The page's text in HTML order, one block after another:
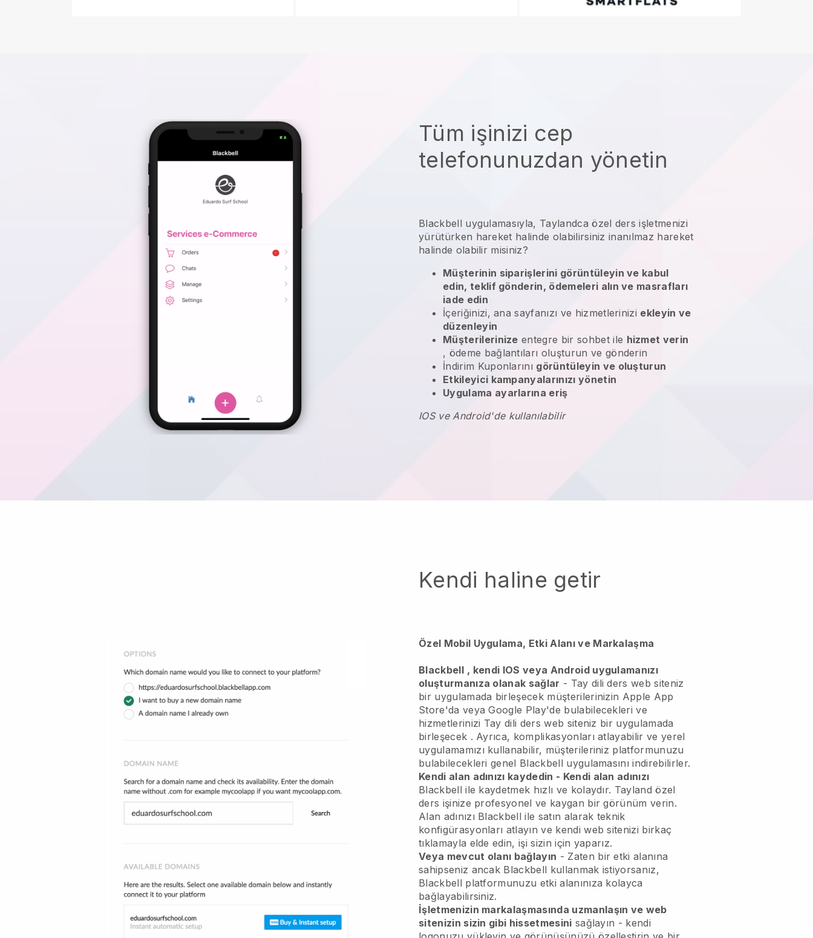
Tüm işinizi cep
telefonunuzdan yönetin
Blackbell uygulamasıyla, Taylandca özel ders işletmenizi
yürütürken hareket halinde olabilirsiniz inanılmaz hareket
halinde olabilir misiniz?
Müşterinin siparişlerini görüntüleyin ve kabul
edin, teklif gönderin, ödemeleri alın ve masrafları
iade edin
İçeriğinizi, ana sayfanızı ve hizmetlerinizi ekleyin ve
düzenleyin
Müşterilerinize entegre bir sohbet ile hizmet verin
, ödeme bağlantıları oluşturun ve gönderin
İndirim Kuponlarını görüntüleyin ve oluşturun
Etkileyici kampanyalarınızı yönetin
Uygulama ayarlarına eriş
IOS ve Android'de kullanılabilir
Kendi haline getir
Özel Mobil Uygulama, Etki Alanı ve Markalaşma
Blackbell , kendi IOS veya Android uygulamanızı
oluşturmanıza olanak sağlar - Tay dili ders web siteniz
bir uygulamada birleşecek müşterilerinizin Apple App
Store'da veya Google Play'de bulabilecekleri ve
hizmetlerinizi Tay dili ders web siteniz bir uygulamada
birleşecek . Ayrıca, komplikasyonları atlayabilir ve yerel
uygulamamızı kullanabilir, müşterileriniz platformunuzu
bulabilecekleri genel Blackbell uygulamasını indirebilirler.
Kendi alan adınızı kaydedin - Kendi alan adınızı
Blackbell ile kaydetmek hızlı ve kolaydır. Tayland özel
ders işinize profesyonel ve kaygan bir görünüm verin.
Alan adınızı Blackbell ile satın alarak teknik
konfigürasyonları atlayın ve kendi web sitenizi birkaç
tıklamayla elde edin, işi sizin için yaparız.
Veya mevcut olanı bağlayın - Zaten bir etki alanına
sahipseniz ancak Blackbell kullanmak istiyorsanız,
Blackbell platformunuzu etki alanınıza kolayca
bağlayabilirsiniz.
İşletmenizin markalaşmasında uzmanlaşın ve web
sitenizin sizin gibi hissetmesini sağlayın - kendi